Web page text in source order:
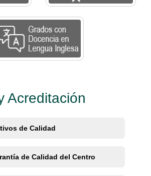
Acreditación
de Calidad
de Calidad del Centro